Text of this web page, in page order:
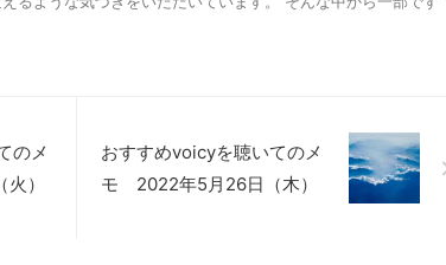
のメ
）
おすすめvoicyを聴いてのメ
モ 2022年5月26日（木）